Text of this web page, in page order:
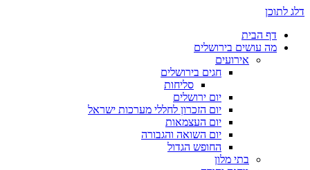
דלג לתוכן
דף הבית
מה עושים בירושלים
אירועים
חגים בירושלים
סליחות
יום ירושלים
יום הזכרון לחללי מערכות ישראל
יום העצמאות
יום השואה והגבורה
החופש הגדול
בתי מלון